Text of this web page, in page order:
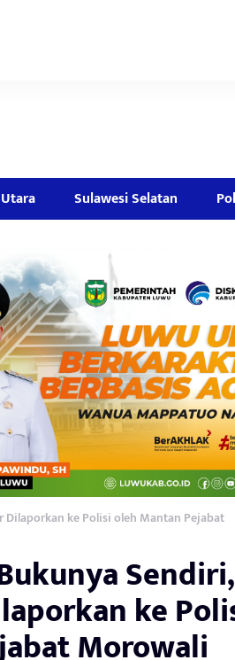
Sulawesi Selatan
ke Polisi oleh Mantan Pejabat
Sendiri,
ke
Morowali